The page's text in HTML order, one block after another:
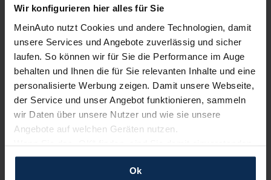
Wir konfigurieren hier alles für Sie
MeinAuto nutzt Cookies und andere Technologien, damit
unsere Services und Angebote zuverlässig und sicher
laufen. So können wir für Sie die Performance im Auge
behalten und Ihnen die für Sie relevanten Inhalte und eine
personalisierte Werbung zeigen. Damit unsere Webseite,
der Service und unser Angebot funktionieren, sammeln
wir Daten über unsere Nutzer und wie sie unsere
Angebote auf welchen Geräten nutzen.
Wenn Sie das „OK“ finden, sind Sie damit einverstanden
und erlauben uns Cookies für unseren Service zu
verwenden und diese Daten an Dritte weiterzugeben,
Ok
MeinAuto.de hat langjährige Erfahrungen auf dem
dadurch ihr Wunschauto zum Top-Rabatt erhalten und
bewerten unsere Arbeit positiv.
Sehen Sie sich unsere Bewertungen an: